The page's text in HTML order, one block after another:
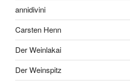
annidivini
Carsten Henn
Der Weinlakai
Der Weinspitz